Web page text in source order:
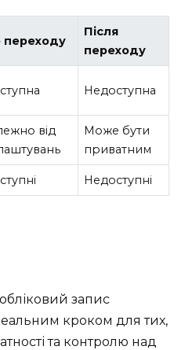
переходу
Після
переходу
Недоступна
від
Може бути
приватним
Недоступні
запис
кроком для тих,
та контролю над